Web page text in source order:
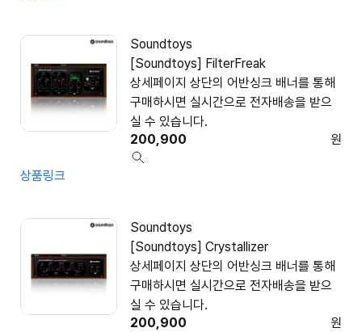
Soundtoys
[Soundtoys] FilterFreak
상세페이지 상단의 어반싱크 배너를 통해
구매하시면 실시간으로 전자배송을 받으
실 수 있습니다.
200,900
원
상품링크
Soundtoys
[Soundtoys] Crystallizer
상세페이지 상단의 어반싱크 배너를 통해
구매하시면 실시간으로 전자배송을 받으
실 수 있습니다.
200,900
원